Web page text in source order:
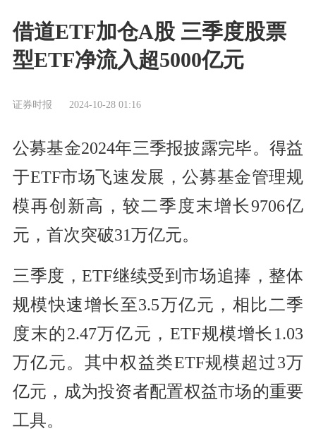
借道ETF加仓A股 三季度股票
型ETF净流入超5000亿元
证券时报 2024-10-28 01:16
公募基金2024年三季报披露完毕。得益
于ETF市场飞速发展，公募基金管理规
模再创新高，较二季度末增长9706亿
元，首次突破31万亿元。
三季度，ETF继续受到市场追捧，整体
规模快速增长至3.5万亿元，相比二季
度末的2.47万亿元，ETF规模增长1.03
万亿元。其中权益类ETF规模超过3万
亿元，成为投资者配置权益市场的重要
工具。